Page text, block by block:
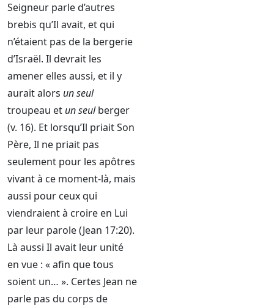
Seigneur parle d’autres
brebis qu’Il avait, et qui
n’étaient pas de la bergerie
d’Israël. Il devrait les
amener elles aussi, et il y
aurait alors un seul
troupeau et un seulberger
(v. 16). Et lorsqu’Il priait Son
Père, Il ne priait pas
seulement pour les apôtres
vivant à ce moment-là, mais
aussi pour ceux qui
viendraient à croire en Lui
par leur parole (Jean 17:20).
Là aussi Il avait leur unité
en vue : « afin que tous
soient un… ». Certes Jean ne
parle pas du corps de